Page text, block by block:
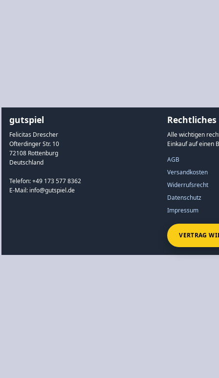
gutspiel
Felicitas Drescher
Ofterdinger Str. 10
72108 Rottenburg
Deutschland
Telefon: +49 173 577 8362
E-Mail: info@gutspiel.de
Rechtliches
Alle wichtigen
Einkauf auf einen
AGB
Versandkosten
Widerrufsrecht
Datenschutz
Impressum
VERTRAG